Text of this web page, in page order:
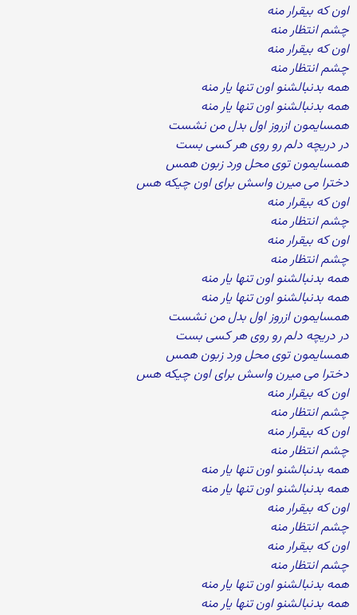
اون که بیقرار منه
چشم انتظار منه
اون که بیقرار منه
چشم انتظار منه
همه بدنبالشنو اون تنها یار منه
همه بدنبالشنو اون تنها یار منه
همسایمون ازروز اول بدل من نشست
در دریچه دلم رو روی هر کسی بست
همسایمون توی محل ورد زبون همس
دخترا می میرن واسش برای اون چیکه هس
اون که بیقرار منه
چشم انتظار منه
اون که بیقرار منه
چشم انتظار منه
همه بدنبالشنو اون تنها یار منه
همه بدنبالشنو اون تنها یار منه
همسایمون ازروز اول بدل من نشست
در دریچه دلم رو روی هر کسی بست
همسایمون توی محل ورد زبون همس
دخترا می میرن واسش برای اون چیکه هس
اون که بیقرار منه
چشم انتظار منه
اون که بیقرار منه
چشم انتظار منه
همه بدنبالشنو اون تنها یار منه
همه بدنبالشنو اون تنها یار منه
اون که بیقرار منه
چشم انتظار منه
اون که بیقرار منه
چشم انتظار منه
همه بدنبالشنو اون تنها یار منه
همه بدنبالشنو اون تنها یار منه